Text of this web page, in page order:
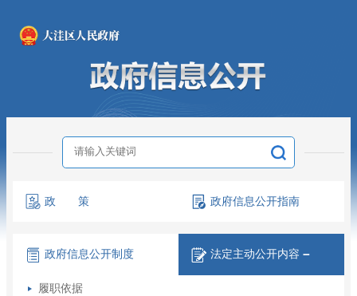
政 策 政府信息公开指南
政府信息公开制度 法定主动公开内容 －
履职依据